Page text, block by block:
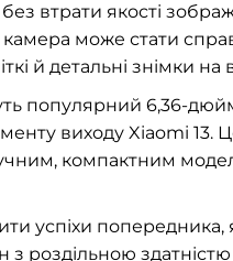
втрати якості
камера може стати
й детальні знімки на
популярний 6,36-
виходу Xiaomi 13.
компактним
успіхи
роздільною здатністю